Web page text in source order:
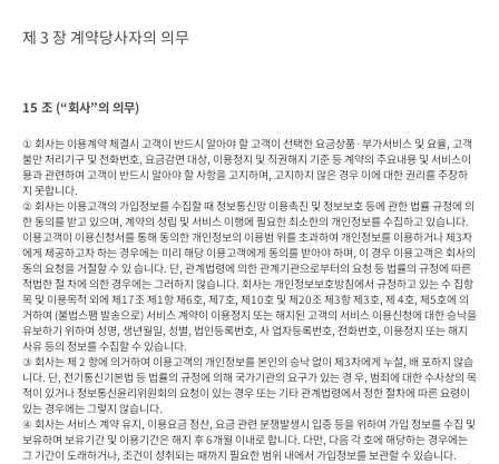
제 3 장 계약당사자의 의무
15 조 (“회사”의 의무)
① 회사는 이용계약 체결시 고객이 반드시 알아야 할 고객이 선택한 요금상품·부가서비스 및 요율, 고객
불만 처리기구 및 전화번호, 요금감면 대상, 이용정지 및 직권해지 기준 등 계약의 주요내용 및 서비스이
용과 관련하여 고객이 반드시 알아야 할 사항을 고지하며, 고지하지 않은 경우 이에 대한 권리를 주장하
지 못합니다.
② 회사는 이용고객의 가입정보를 수집할 때 정보통신망 이용촉진 및 정보보호 등에 관한 법률 규정에 의
한 동의를 받고 있으며, 계약의 성립 및 서비스 이행에 필요한 최소한의 개인정보를 수집하고 있습니다.
이용고객이 이용신청서를 통해 동의한 개인정보의 이용범 위를 초과하여 개인정보를 이용하거나 제3자
에게 제공하고자 하는 경우에는 미리 해당 이용고객에게 동의를 받아야 하며, 이 경우 이용고객은 회사의
동의 요청을 거절할 수 있 습니다. 단, 관계법령에 의한 관계기관으로부터의 요청 등 법률의 규정에 따른
적법한 절 차에 의한 경우에는 그러하지 않습니다. 회사는 개인정보보호방침에서 규정하고 있는 수 집항
목 및 이용목적 외에 제17조 제1항 제6호, 제7호, 제10호 및 제20조 제3항 제3호, 제 4호, 제5호에 의
거하여 (불법스팸 발송으로) 서비스 계약이 이용정지 또는 해지된 고객의 서비스 이용신청에 대한 승낙을
유보하기 위하여 성명, 생년월일, 성별, 법인등록번호, 사 업자등록번호, 전화번호, 이용정지 또는 해지
사유 등의 정보를 수집할 수 있습니다.
③ 회사는 제 2 항에 의거하여 이용고객의 개인정보를 본인의 승낙 없이 제3자에게 누설, 배 포하지 않습
니다. 단, 전기통신기본법 등 법률의 규정에 의해 국가기관의 요구가 있는 경 우, 범죄에 대한 수사상의 목
적이 있거나 정보통신윤리위원회의 요청이 있는 경우 또는 기타 관계법령에서 정한 절차에 따른 요령이
있는 경우에는 그렇지 않습니다.
④ 회사는 서비스 계약 유지, 이용요금 정산, 요금 관련 분쟁발생시 입증 등을 위하여 가입 정보를 수집 및
보유하며 보유기간 및 이용기간은 해지 후 6개월 이내로 합니다. 다만, 다음 각 호에 해당하는 경우에는
그 기간이 도래하거나, 조건이 성취되는 때까지 필요한 범위 내에서 가입정보를 보관할 수 있습니다.